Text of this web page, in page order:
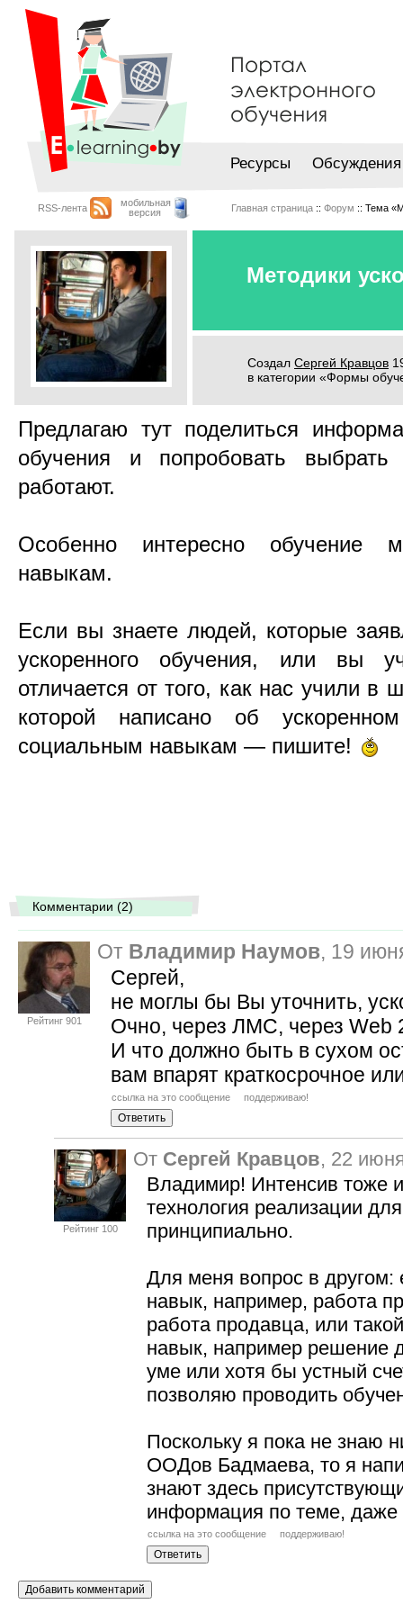
Ресурсы Обсуждения
RSS-лента
мобильная
версия
Главная страница :: Форум :: Тема
Методики
Создал Сергей Кравцов
в категории «Формы
Предлагаю тут поделиться
обучения и попробовать
работают.
Особенно интересно обучение
навыкам.
Если вы знаете людей, которые
ускоренного обучения, или вы
отличается от того, как нас учили в
которой написано об
социальным навыкам — пишите!
Комментарии (2)
Рейтинг 901
От Владимир Наумов, 19
Сергей,
не моглы бы Вы уточнить,
Очно, через ЛМС, через Web
И что должно быть в сухом
вам впарят краткосрочное
ссылка на это сообщение поддерживаю!
Рейтинг 100
От Сергей Кравцов, 22
Владимир! Интенсив тоже
технология реализации
принципиально.
Для меня вопрос в другом:
навык, например, работа
работа продавца, или
навык, например решение
уме или хотя бы устный
позволяю проводить
Поскольку я пока не знаю
ООДов Бадмаева, то я
знают здесь
информация по теме, даже
ссылка на это сообщение поддерживаю!